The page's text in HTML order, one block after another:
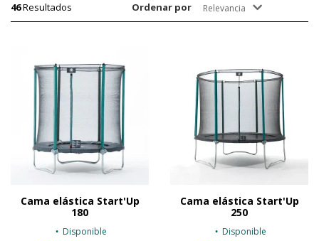
46Resultados Ordenar por Relevancia
Cama elástica Start'Up
180
Disponible
Cama elástica Start'Up
250
Disponible